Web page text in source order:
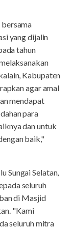
yang dijalin
tahun
Kabupaten
agar amal
mendapat
para
dan untuk
baik,"
Sungai Selatan,
seluruh
di Masjid
"Kami
seluruh mitra